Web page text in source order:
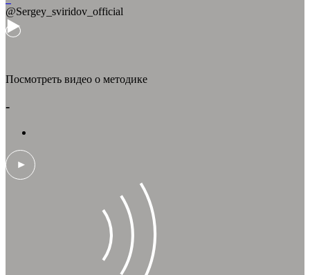
@Sergey_sviridov_official
Посмотреть видео о методике
-